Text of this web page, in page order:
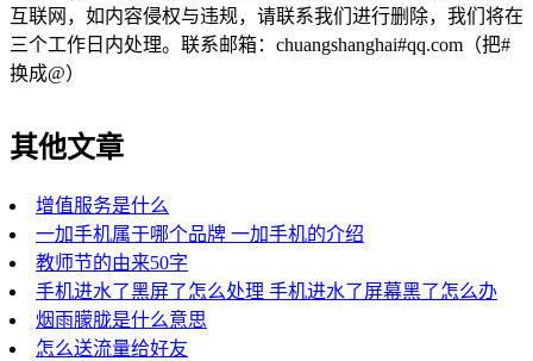
互联网，如内容侵权与违规，请联系我们进行删除，我们将在
三个工作日内处理。联系邮箱：chuangshanghai#qq.com（把#
换成@）
其他文章
增值服务是什么
一加手机属于哪个品牌 一加手机的介绍
教师节的由来50字
手机进水了黑屏了怎么处理 手机进水了屏幕黑了怎么办
烟雨朦胧是什么意思
怎么送流量给好友